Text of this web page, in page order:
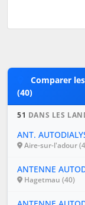
Comparer
(40)
51 DANS LES
ANT.
Aire-sur-l'adour
ANTENNE
Hagetmau (40)